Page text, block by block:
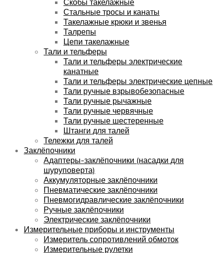
Стальные тросы и канаты
Такелажные крюки и звенья
Талрепы
Цепи такелажные
Тали и тельферы
Тали и тельферы электрические
канатные
Тали и тельферы электрические цепные
Тали ручные взрывобезопасные
Тали ручные рычажные
Тали ручные червячные
Тали ручные шестеренные
Штанги для талей
Тележки для талей
Заклёпочники
Адаптеры-заклёпочники (насадки для
шуруповерта)
Аккумуляторные заклёпочники
Пневматические заклёпочники
Пневмогидравлические заклёпочники
Ручные заклёпочники
Электрические заклёпочники
Измерительные приборы и инструменты
Измеритель сопротивлений обмоток
Измерительные рулетки